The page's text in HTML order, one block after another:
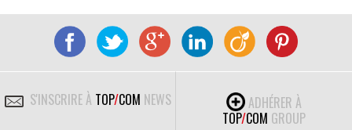
S'INSCRIRE À TOP/COM NEWS
ADHÉRER À
TOP/COM GROUP